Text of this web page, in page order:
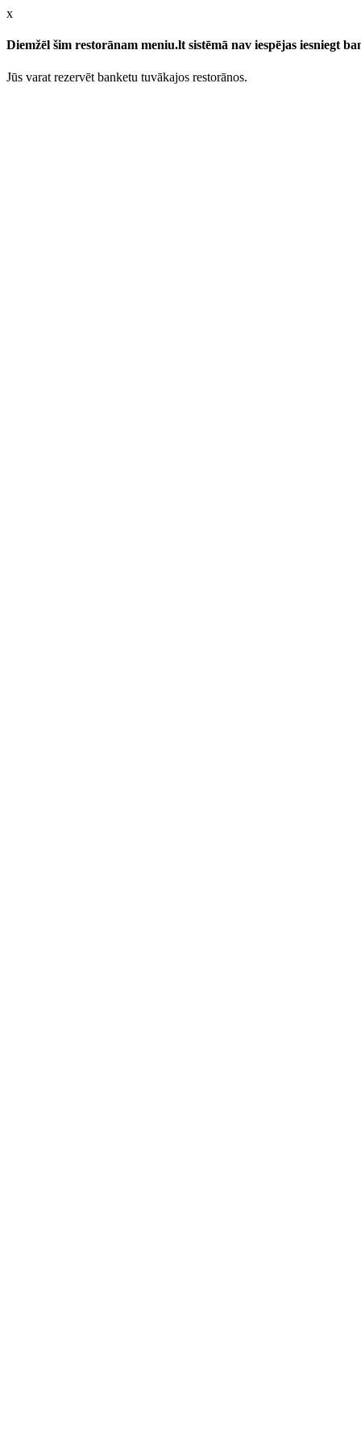
x
Diemžēl šim restorānam meniu.lt sistēmā nav iespējas iesniegt
Jūs varat rezervēt banketu tuvākajos restorānos.